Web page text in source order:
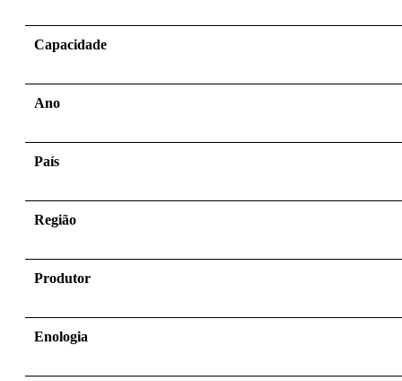
Capacidade
Ano
País
Região
Produtor
Enologia